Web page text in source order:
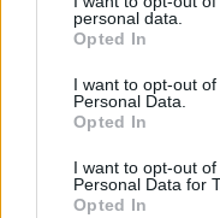
personal data.
Opted In
I want to opt-out
Personal Data.
Opted In
I want to opt-out
Personal Data for
Opted In
rivalizálás
vita ugyanakkor
újabb fejezete
visszanyúló
amely az elmúlt